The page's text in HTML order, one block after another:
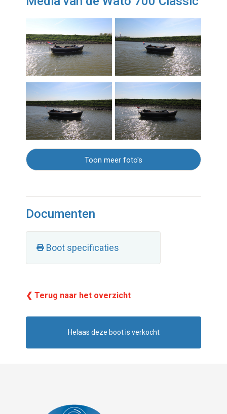
Toon meer foto's
Documenten
Boot specificaties
❮ Terug naar het overzicht
Helaas deze boot is verkocht